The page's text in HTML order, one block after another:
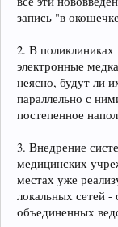
запись "в
2. В поликлиниках
электронные
неясно, будут ли
параллельно с
постепенное
3. Внедрение
медицинских
местах уже
локальных сетей -
объединенных